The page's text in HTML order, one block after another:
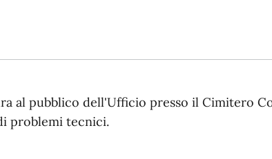
al pubblico dell'Ufficio presso il Cimitero
problemi tecnici.